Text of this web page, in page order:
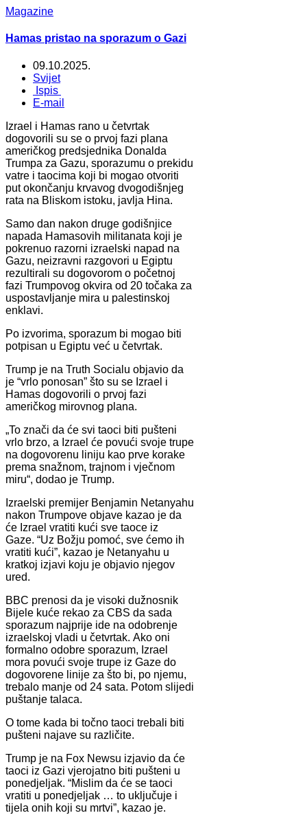
Magazine
Hamas pristao na sporazum o Gazi
09.10.2025.
Svijet
Ispis
E-mail
Izrael i Hamas rano u četvrtak
dogovorili su se o prvoj fazi plana
američkog predsjednika Donalda
Trumpa za Gazu, sporazumu o prekidu
vatre i taocima koji bi mogao otvoriti
put okončanju krvavog dvogodišnjeg
rata na Bliskom istoku, javlja Hina.
Samo dan nakon druge godišnjice
napada Hamasovih militanata koji je
pokrenuo razorni izraelski napad na
Gazu, neizravni razgovori u Egiptu
rezultirali su dogovorom o početnoj
fazi Trumpovog okvira od 20 točaka za
uspostavljanje mira u palestinskoj
enklavi.
Po izvorima, sporazum bi mogao biti
potpisan u Egiptu već u četvrtak.
Trump je na Truth Socialu objavio da
je “vrlo ponosan” što su se Izrael i
Hamas dogovorili o prvoj fazi
američkog mirovnog plana.
„To znači da će svi taoci biti pušteni
vrlo brzo, a Izrael će povući svoje trupe
na dogovorenu liniju kao prve korake
prema snažnom, trajnom i vječnom
miru“, dodao je Trump.
Izraelski premijer Benjamin Netanyahu
nakon Trumpove objave kazao je da
će Izrael vratiti kući sve taoce iz
Gaze. “Uz Božju pomoć, sve ćemo ih
vratiti kući”, kazao je Netanyahu u
kratkoj izjavi koju je objavio njegov
ured.
BBC prenosi da je visoki dužnosnik
Bijele kuće rekao za CBS da sada
sporazum najprije ide na odobrenje
izraelskoj vladi u četvrtak. Ako oni
formalno odobre sporazum, Izrael
mora povući svoje trupe iz Gaze do
dogovorene linije za što bi, po njemu,
trebalo manje od 24 sata. Potom slijedi
puštanje talaca.
O tome kada bi točno taoci trebali biti
pušteni najave su različite.
Trump je na Fox Newsu izjavio da će
taoci iz Gazi vjerojatno biti pušteni u
ponedjeljak. “Mislim da će se taoci
vratiti u ponedjeljak … to uključuje i
tijela onih koji su mrtvi”, kazao je.